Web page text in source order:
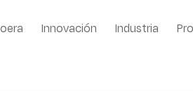
Innovación Industria